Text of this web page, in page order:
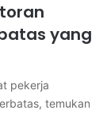
yang
pekerja
temukan